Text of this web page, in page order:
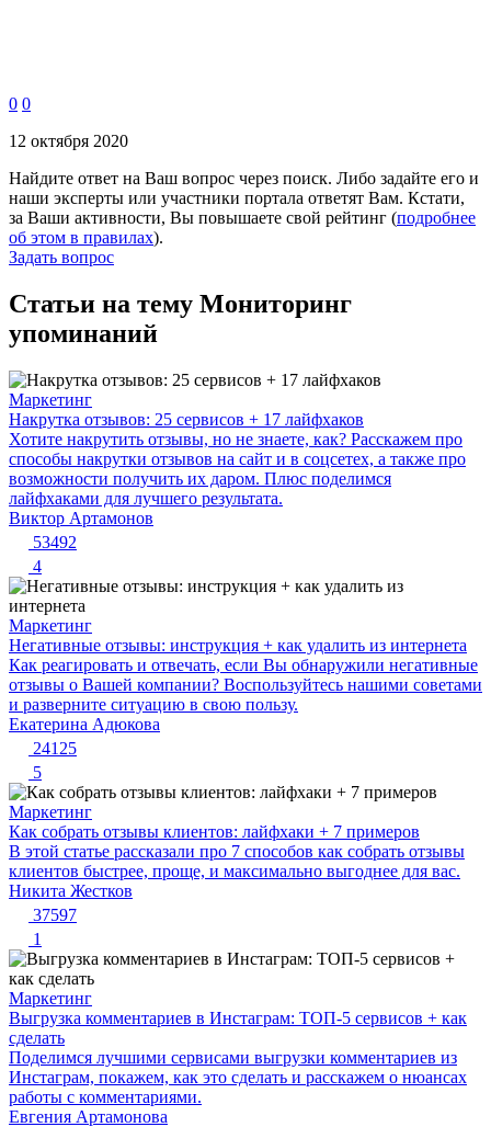
0 0
12 октября 2020
Найдите ответ на Ваш вопрос через поиск. Либо задайте его и
наши эксперты или участники портала ответят Вам. Кстати,
за Ваши активности, Вы повышаете свой рейтинг (подробнее
об этом в правилах).
Задать вопрос
Статьи на тему Мониторинг
упоминаний
Маркетинг
Накрутка отзывов: 25 сервисов + 17 лайфхаков
Хотите накрутить отзывы, но не знаете, как? Расскажем про
способы накрутки отзывов на сайт и в соцсетех, а также про
возможности получить их даром. Плюс поделимся
лайфхаками для лучшего результата.
Виктор Артамонов
53492
4
Маркетинг
Негативные отзывы: инструкция + как удалить из интернета
Как реагировать и отвечать, если Вы обнаружили негативные
отзывы о Вашей компании? Воспользуйтесь нашими советами
и разверните ситуацию в свою пользу.
Екатерина Адюкова
24125
5
Маркетинг
Как собрать отзывы клиентов: лайфхаки + 7 примеров
В этой статье рассказали про 7 способов как собрать отзывы
клиентов быстрее, проще, и максимально выгоднее для вас.
Никита Жестков
37597
1
Маркетинг
Выгрузка комментариев в Инстаграм: ТОП-5 сервисов + как
сделать
Поделимся лучшими сервисами выгрузки комментариев из
Инстаграм, покажем, как это сделать и расскажем о нюансах
работы с комментариями.
Евгения Артамонова